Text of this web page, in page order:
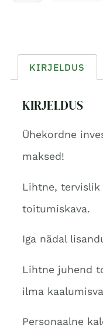
KIRJELDUS
KIRJELDUS
Ühekordne
maksed!
Lihtne,
toitumiskava.
Iga nädal
Lihtne juhend
ilma
Personaalne